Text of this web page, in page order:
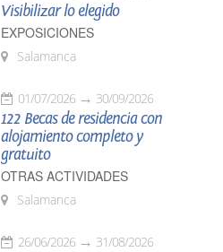
Visibilizar lo elegido
EXPOSICIONES
Salamanca
01/07/2026 30/09/2026
122 Becas de residencia con
alojamiento completo y
gratuito
OTRAS ACTIVIDADES
Salamanca
26/06/2026 31/08/2026